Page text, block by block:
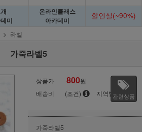
미
온라인클래스
아카데미
할인실(~90%)
라벨
가죽라벨5
상품가 800원
배송비
(조건) 지역별관련상품
가죽라벨5